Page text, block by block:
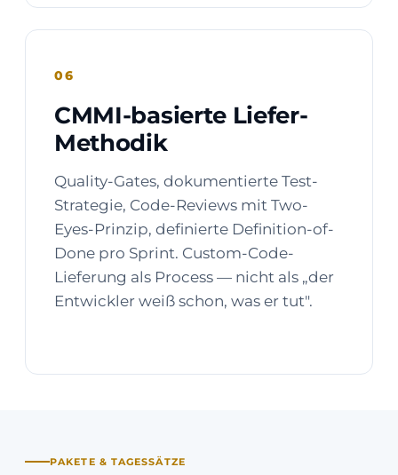
06
CMMI-basierte Liefer-
Methodik
Quality-Gates, dokumentierte Test-
Strategie, Code-Reviews mit Two-
Eyes-Prinzip, definierte Definition-of-
Done pro Sprint. Custom-Code-
Lieferung als Process — nicht als „der
Entwickler weiß schon, was er tut".
PAKETE & TAGESSÄTZE